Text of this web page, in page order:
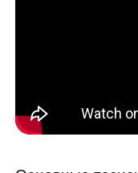
бизнеса от 0 до $1
полезные ссылки, о